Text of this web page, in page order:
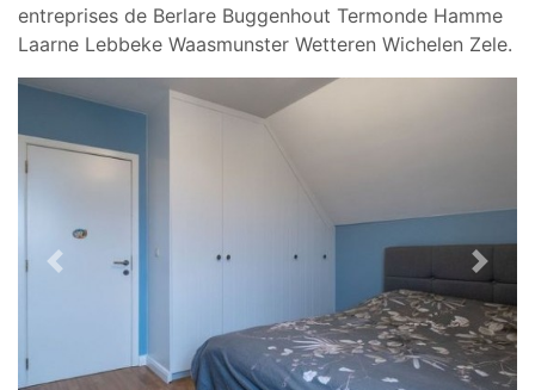
entreprises de Berlare Buggenhout Termonde Hamme
Laarne Lebbeke Waasmunster Wetteren Wichelen Zele.
Previous Next